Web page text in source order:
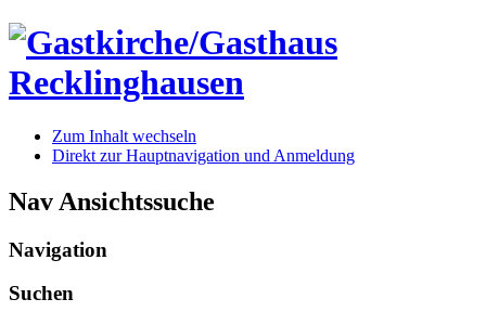
Zum Inhalt wechseln
Direkt zur Hauptnavigation und Anmeldung
Nav Ansichtssuche
Navigation
Suchen